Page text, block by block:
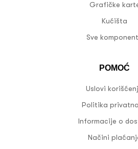
Grafičke
Kućišta
Sve
POMOĆ
Uslovi
Politika
Informacije o
Načini